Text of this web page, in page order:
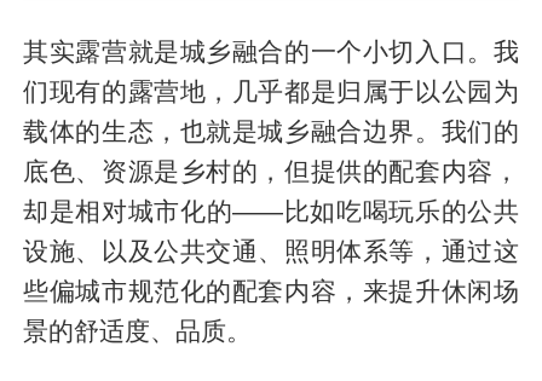
其实露营就是城乡融合的一个小切入口。我
们现有的露营地，几乎都是归属于以公园为
载体的生态，也就是城乡融合边界。我们的
底色、资源是乡村的，但提供的配套内容，
却是相对城市化的——比如吃喝玩乐的公共
设施、以及公共交通、照明体系等，通过这
些偏城市规范化的配套内容，来提升休闲场
景的舒适度、品质。